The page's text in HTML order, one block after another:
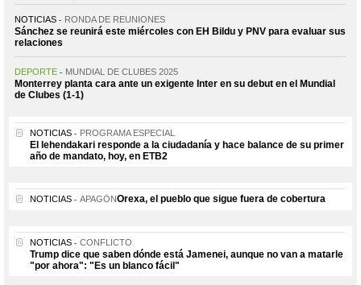
NOTICIAS RONDA DE REUNIONES
Sánchez se reunirá este miércoles con EH Bildu y PNV para evaluar sus
relaciones
DEPORTE MUNDIAL DE CLUBES 2025
Monterrey planta cara ante un exigente Inter en su debut en el Mundial
de Clubes (1-1)
NOTICIAS PROGRAMA ESPECIAL
El lehendakari responde a la ciudadanía y hace balance de su primer
año de mandato, hoy, en ETB2
NOTICIAS APAGÓNOrexa, el pueblo que sigue fuera de cobertura
NOTICIAS CONFLICTO
Trump dice que saben dónde está Jamenei, aunque no van a matarle
"por ahora": "Es un blanco fácil"